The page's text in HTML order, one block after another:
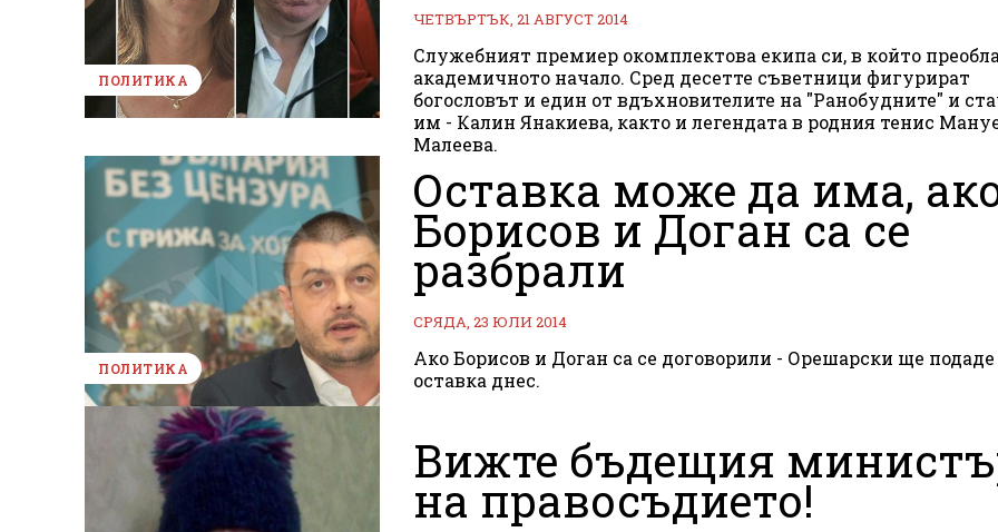
ПОЛИТИКА
ЧЕТВЪРТЪК, 21 АВГУСТ 2014
Служебният премиер окомплектова екипа си, в който
академичното начало. Сред десетте съветници фигурират
богословът и един от вдъхновителите на "Ранобудните" и
им - Калин Янакиева, както и легендата в родния тенис
Малеева.
ПОЛИТИКА
Оставка може да има,
Борисов и Доган са се
разбрали
СРЯДА, 23 ЮЛИ 2014
Ако Борисов и Доган са се договорили - Орешарски ще подаде
оставка днес.
Вижте бъдещия
на правосъдието!